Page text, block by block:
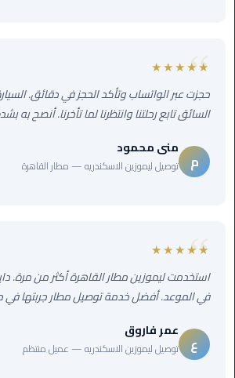
ليموزين
الاعمال
ليموزين
حدائق
الاهرام
الشيخ
زايد
ليموزين
طنطا
ليموزين
المنصورة
★★★★★
حجزت عبر الواتساب وتأكد الحجز في دقائق.
السائق تابع رحلتنا وانتظرنا لما تأخرنا. أنصح به
م
منى محمود
توصيل ليموزين الاسكندريه — مطار القاهرة
★★★★★
استخدمت ليموزين مطار القاهرة أكثر من مرة.
في الموعد. أفضل خدمة توصيل مطار جربتها في
ع
عمر فاروق
توصيل ليموزين الاسكندريه — عميل منتظم